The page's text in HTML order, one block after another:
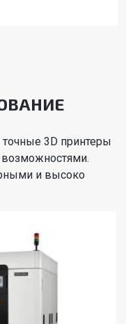
3D принтеры
и высоко